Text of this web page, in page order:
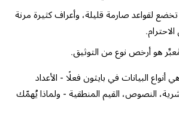
لقواعد صارمة قليلة، وأعراف كثيرة مرنة
هو أرخص نوع من التوثيق.
أنواع البيانات في بايثون فعلًا - الأعداد
النصوص، القيم المنطقية - ولماذا يُهمّك